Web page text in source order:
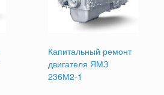
Капитальный ремонт
двигателя ЯМЗ
236М2-1